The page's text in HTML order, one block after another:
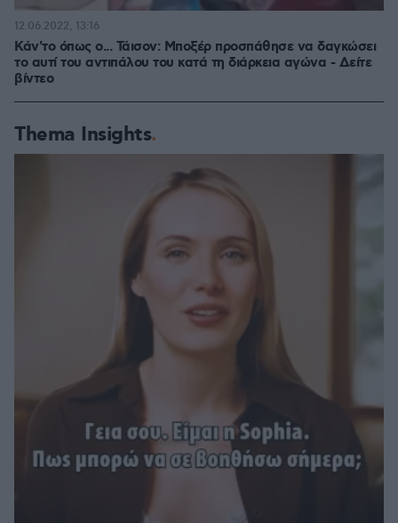
Κάν'το όπως ο... Τάισον: Μποξέρ προσπάθησε να δαγκώσει
το αυτί του αντιπάλου του κατά τη διάρκεια αγώνα - Δείτε
βίντεο
12.06.2022, 13:16
Thema Insights